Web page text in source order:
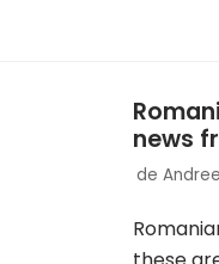
news
de